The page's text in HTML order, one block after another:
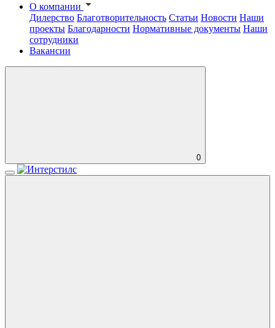
О компании
Дилерство Благотворительность Статьи Новости Наши
проекты Благодарности Нормативные документы Наши
сотрудники
Вакансии
0